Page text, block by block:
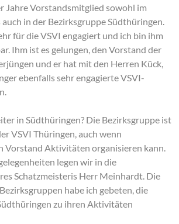
Jahre Vorstandsmitglied sowohl im
in der Bezirksgruppe Südthüringen.
für die VSVI engagiert und ich bin ihm
Ihm ist es gelungen, den Vorstand der
und er hat mit den Herren Kück,
ebenfalls sehr engagierte VSVI-
in Südthüringen? Die Bezirksgruppe ist
VSVI Thüringen, auch wenn
Vorstand Aktivitäten organisieren kann.
legen wir in die
Schatzmeisteris Herr Meinhardt. Die
habe ich gebeten, die
zu ihren Aktivitäten